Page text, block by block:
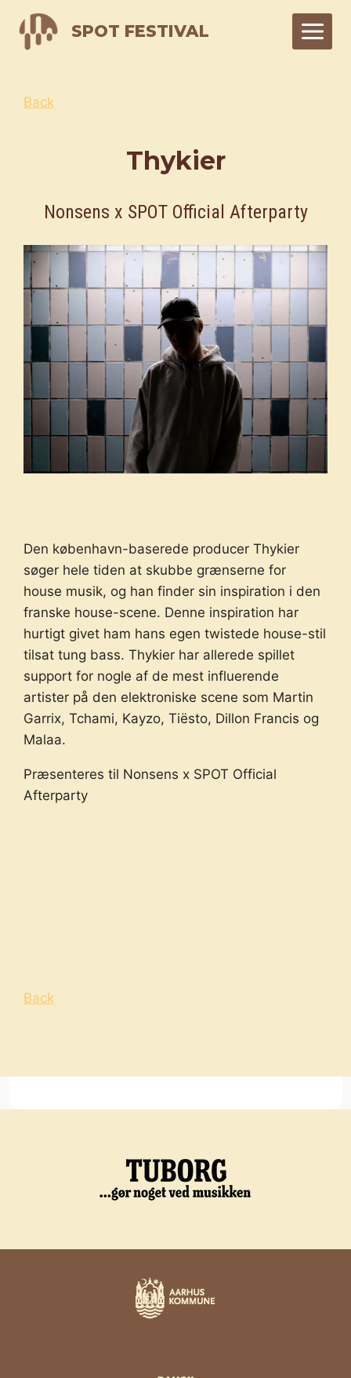
content
SPOT FESTIVAL
Back
Thykier
Nonsens x SPOT Official Afterparty
Den københavn-baserede producer Thykier
søger hele tiden at skubbe grænserne for
house musik, og han finder sin inspiration i den
franske house-scene. Denne inspiration har
hurtigt givet ham hans egen twistede house-stil
tilsat tung bass. Thykier har allerede spillet
support for nogle af de mest influerende
artister på den elektroniske scene som Martin
Garrix, Tchami, Kayzo, Tiësto, Dillon Francis og
Malaa.
Præsenteres til Nonsens x SPOT Official
Afterparty
Back